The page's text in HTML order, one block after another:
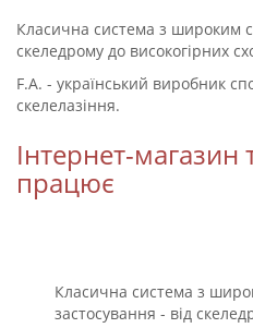
Класична система з широким
скеледрому до високогірних
F.А. - український виробник
скелелазіння.
Інтернет-
працює
Класична система з
застосування - від